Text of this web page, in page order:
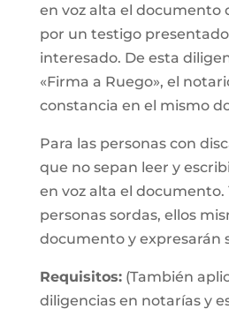
en voz alta el documento
por un testigo
interesado. De esta
«Firma a Ruego», el
constancia en el mismo
Para las personas con
que no sepan leer y
en voz alta el documento.
personas sordas, ellos
documento y expresarán
Requisitos:(También
diligencias en notarías y